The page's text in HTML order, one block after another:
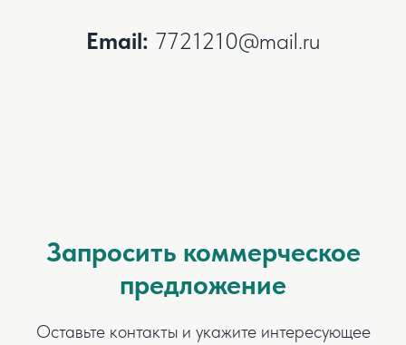
Email: 7721210@mail.ru
Запросить коммерческое
предложение
Оставьте контакты и укажите интересующее